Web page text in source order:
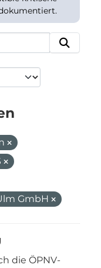
GmbH
die ÖPNV-